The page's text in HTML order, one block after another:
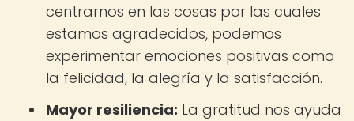
centrarnos en las cosas por las cuales
estamos agradecidos, podemos
experimentar emociones positivas como
la felicidad, la alegría y la satisfacción.
Mayor resiliencia: La gratitud nos ayuda